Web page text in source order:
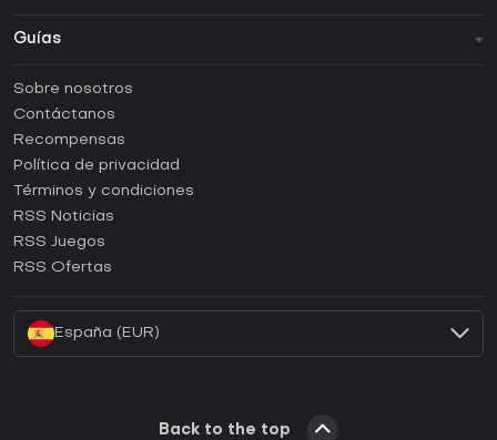
Guías
Guías y tutoriales
¿Cómo activar una CD Key de Steam?
¿Cómo activar una CD Key de Epic Games?
¿Cómo activar una CD Key de GOG?
¿Cómo activar una CD Key de Ubisoft Connect?
Sobre nosotros
Contáctanos
Recompensas
Política de privacidad
Términos y condiciones
RSS Noticias
RSS Juegos
RSS Ofertas
España (EUR)
Back to the top